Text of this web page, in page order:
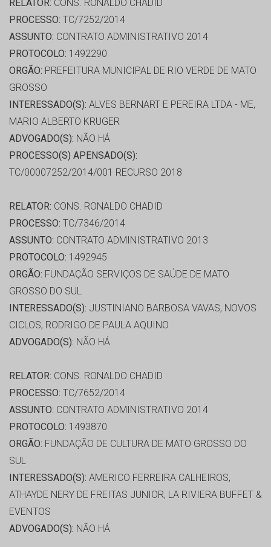
RELATOR: CONS. RONALDO CHADID
PROCESSO: TC/7252/2014
ASSUNTO: CONTRATO ADMINISTRATIVO 2014
PROTOCOLO: 1492290
ORGÃO: PREFEITURA MUNICIPAL DE RIO VERDE DE MATO
GROSSO
INTERESSADO(S): ALVES BERNART E PEREIRA LTDA - ME,
MARIO ALBERTO KRUGER
ADVOGADO(S): NÃO HÁ
PROCESSO(S) APENSADO(S):
TC/00007252/2014/001 RECURSO 2018
RELATOR: CONS. RONALDO CHADID
PROCESSO: TC/7346/2014
ASSUNTO: CONTRATO ADMINISTRATIVO 2013
PROTOCOLO: 1492945
ORGÃO: FUNDAÇÃO SERVIÇOS DE SAÚDE DE MATO
GROSSO DO SUL
INTERESSADO(S): JUSTINIANO BARBOSA VAVAS, NOVOS
CICLOS, RODRIGO DE PAULA AQUINO
ADVOGADO(S): NÃO HÁ
RELATOR: CONS. RONALDO CHADID
PROCESSO: TC/7652/2014
ASSUNTO: CONTRATO ADMINISTRATIVO 2014
PROTOCOLO: 1493870
ORGÃO: FUNDAÇÃO DE CULTURA DE MATO GROSSO DO
SUL
INTERESSADO(S): AMERICO FERREIRA CALHEIROS,
ATHAYDE NERY DE FREITAS JUNIOR, LA RIVIERA BUFFET &
EVENTOS
ADVOGADO(S): NÃO HÁ